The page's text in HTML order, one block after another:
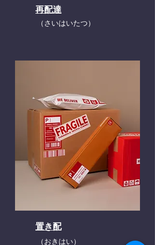
再配達
​（さいはいたつ）
置き配
（おきはい）